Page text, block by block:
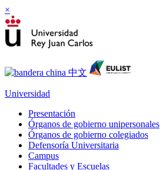
×
Universidad
Presentación
Órganos de gobierno unipersonales
Órganos de gobierno colegiados
Defensoría Universitaria
Campus
Facultades y Escuelas